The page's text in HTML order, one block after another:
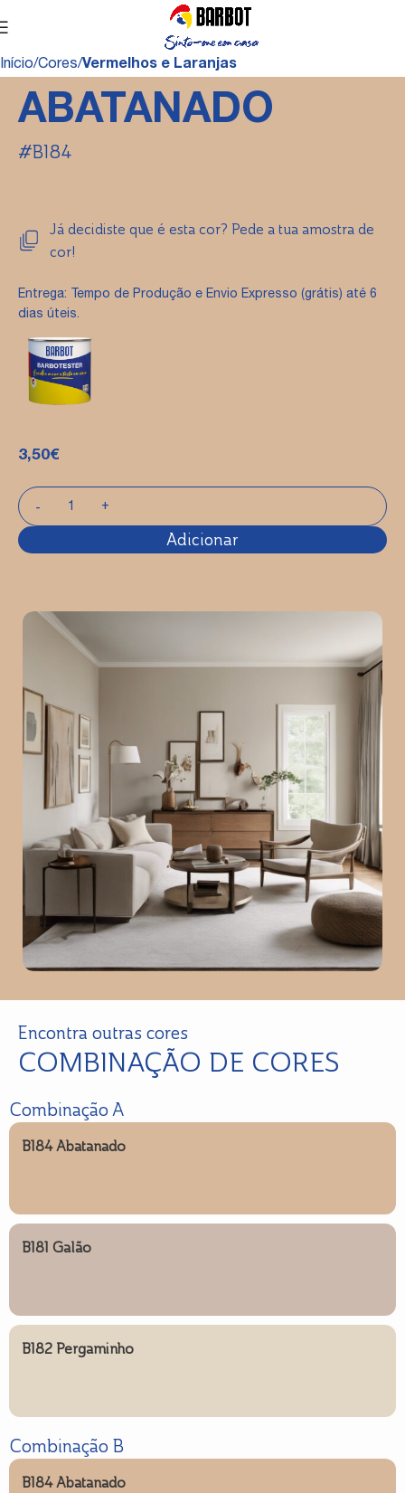
Início Cores Vermelhos e Laranjas
ABATANADO
#B184
Já decidiste que é esta cor? Pede a tua amostra de
cor!
Entrega: Tempo de Produção e Envio Expresso (grátis) até 6
dias úteis.
3,50€
Adicionar
Encontra outras cores
COMBINAÇÃO DE CORES
Combinação A
B184 Abatanado
B181 Galão
B182 Pergaminho
Combinação B
B184 Abatanado